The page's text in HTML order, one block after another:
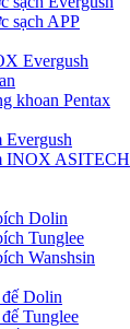
sạch APP
Evergush
khoan Pentax
INOX ASITECH
Dolin
Tunglee
Wanshsin
Dolin
Tunglee